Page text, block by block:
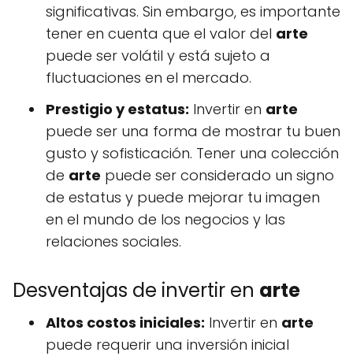
significativas. Sin embargo, es importante
tener en cuenta que el valor del arte
puede ser volátil y está sujeto a
fluctuaciones en el mercado.
Prestigio y estatus: Invertir en arte
puede ser una forma de mostrar tu buen
gusto y sofisticación. Tener una colección
de arte puede ser considerado un signo
de estatus y puede mejorar tu imagen
en el mundo de los negocios y las
relaciones sociales.
Desventajas de invertir en arte
Altos costos iniciales: Invertir en arte
puede requerir una inversión inicial